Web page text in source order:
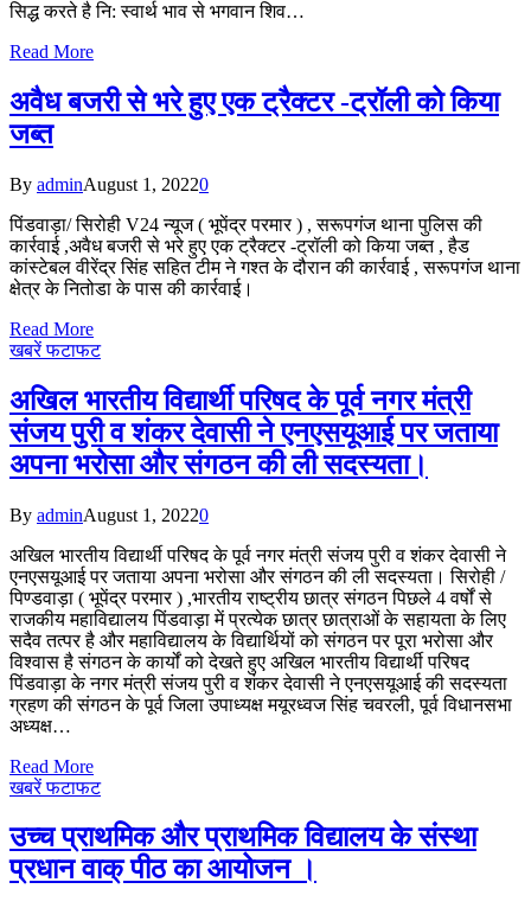
सिद्ध करते है नि: स्वार्थ भाव से भगवान शिव…
Read More
अवैध बजरी से भरे हुए एक ट्रैक्टर -ट्रॉली को किया
जब्त
By adminAugust 1, 20220
पिंडवाड़ा/ सिरोही V24 न्यूज ( भूपेंद्र परमार ) , सरूपगंज थाना पुलिस की
कार्रवाई ,अवैध बजरी से भरे हुए एक ट्रैक्टर -ट्रॉली को किया जब्त , हैड
कांस्टेबल वीरेंद्र सिंह सहित टीम ने गश्त के दौरान की कार्रवाई , सरूपगंज थाना
क्षेत्र के नितोडा के पास की कार्रवाई।
Read More
खबरें फटाफट
अखिल भारतीय विद्यार्थी परिषद के पूर्व नगर मंत्री
संजय पुरी व शंकर देवासी ने एनएसयूआई पर जताया
अपना भरोसा और संगठन की ली सदस्यता।
By adminAugust 1, 20220
अखिल भारतीय विद्यार्थी परिषद के पूर्व नगर मंत्री संजय पुरी व शंकर देवासी ने
एनएसयूआई पर जताया अपना भरोसा और संगठन की ली सदस्यता। सिरोही /
पिण्डवाड़ा ( भूपेंद्र परमार ) ,भारतीय राष्ट्रीय छात्र संगठन पिछले 4 वर्षों से
राजकीय महाविद्यालय पिंडवाड़ा में प्रत्येक छात्र छात्राओं के सहायता के लिए
सदैव तत्पर है और महाविद्यालय के विद्यार्थियों को संगठन पर पूरा भरोसा और
विश्वास है संगठन के कार्यों को देखते हुए अखिल भारतीय विद्यार्थी परिषद
पिंडवाड़ा के नगर मंत्री संजय पुरी व शंकर देवासी ने एनएसयूआई की सदस्यता
ग्रहण की संगठन के पूर्व जिला उपाध्यक्ष मयूरध्वज सिंह चवरली, पूर्व विधानसभा
अध्यक्ष…
Read More
खबरें फटाफट
उच्च प्राथमिक और प्राथमिक विद्यालय के संस्था
प्रधान वाक् पीठ का आयोजन ।